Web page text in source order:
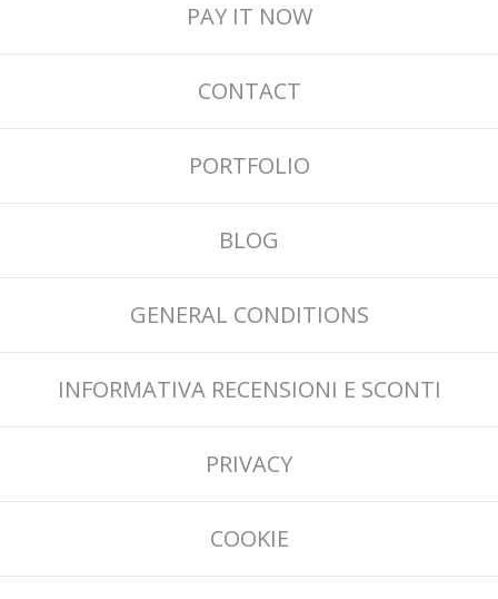
PAY IT NOW
CONTACT
PORTFOLIO
BLOG
GENERAL CONDITIONS
INFORMATIVA RECENSIONI E SCONTI
PRIVACY
COOKIE